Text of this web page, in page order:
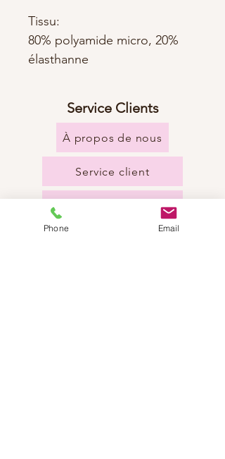
Tissu:
80% polyamide micro, 20%
élasthanne
Service Clients
À propos de nous
Service client
Expédition & Retours
Phone Email